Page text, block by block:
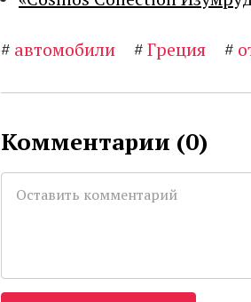
# автомобили #Греция #
Комментарии (0)